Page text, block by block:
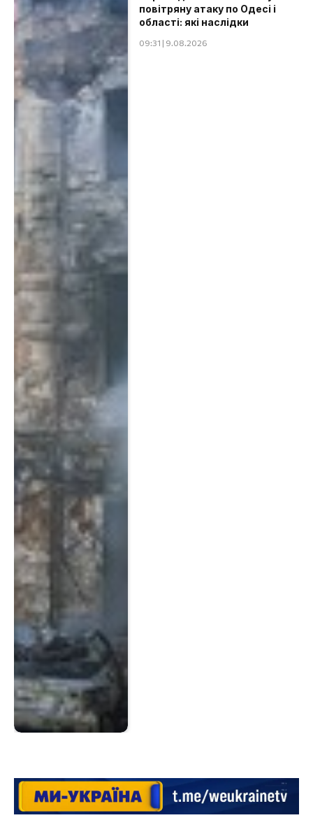
повітряну атаку по Одесі і
області: які наслідки
09:31 | 9.08.2026